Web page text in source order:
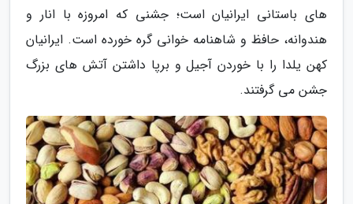
های باستانی ایرانیان است؛ جشنی که امروزه با انار و
هندوانه، حافظ و شاهنامه خوانی گره خورده است. ایرانیان
کهن یلدا را با خوردن آجیل و برپا داشتن آتش های بزرگ
جشن می گرفتند.